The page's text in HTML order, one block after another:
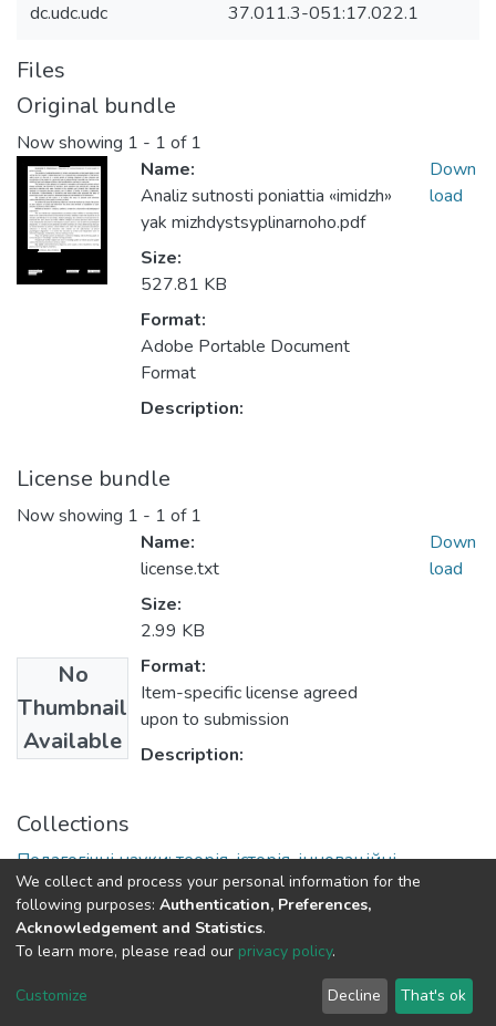
dc.udc.udc 37.011.3-051:17.022.1
Files
Original bundle
Now showing 1 - 1 of 1
Name:
Analiz sutnosti poniattia «imidzh»
yak mizhdystsyplinarnoho.pdf
Size:
527.81 KB
Format:
Adobe Portable Document
Format
Description:
Down
load
License bundle
Now showing 1 - 1 of 1
No
Thumbnail
Available
Name:
license.txt
Size:
2.99 KB
Format:
Item-specific license agreed
upon to submission
Description:
Down
load
Collections
Педагогічні науки: теорія, історія, інноваційні
технології
DSpace software and SSPU named after A.S. Makarenko
LYRASIS
Send Feedback
We collect and process your personal information for the
following purposes: Authentication, Preferences,
Acknowledgement and Statistics.
To learn more, please read our privacy policy.
Customize Decline That's ok